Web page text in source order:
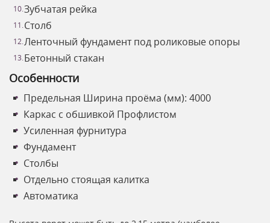
Зубчатая рейка
Столб
Ленточный фундамент под роликовые опоры
Бетонный стакан
Особенности
Предельная Ширина проёма (мм): 4000
Каркас с обшивкой Профлистом
Усиленная фурнитура
Фундамент
Столбы
Отдельно стоящая калитка
Автоматика